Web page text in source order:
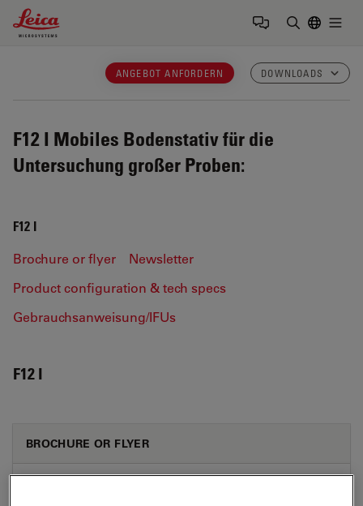
Leica Microsystems Logo
ANGEBOT ANFORDERN DOWNLOADS
F12 I Mobiles Bodenstativ für die
Untersuchung großer Proben:
F12 I
Brochure or flyer
Newsletter
Product configuration & tech specs
Gebrauchsanweisung/IFUs
F12 I
BROCHURE OR FLYER